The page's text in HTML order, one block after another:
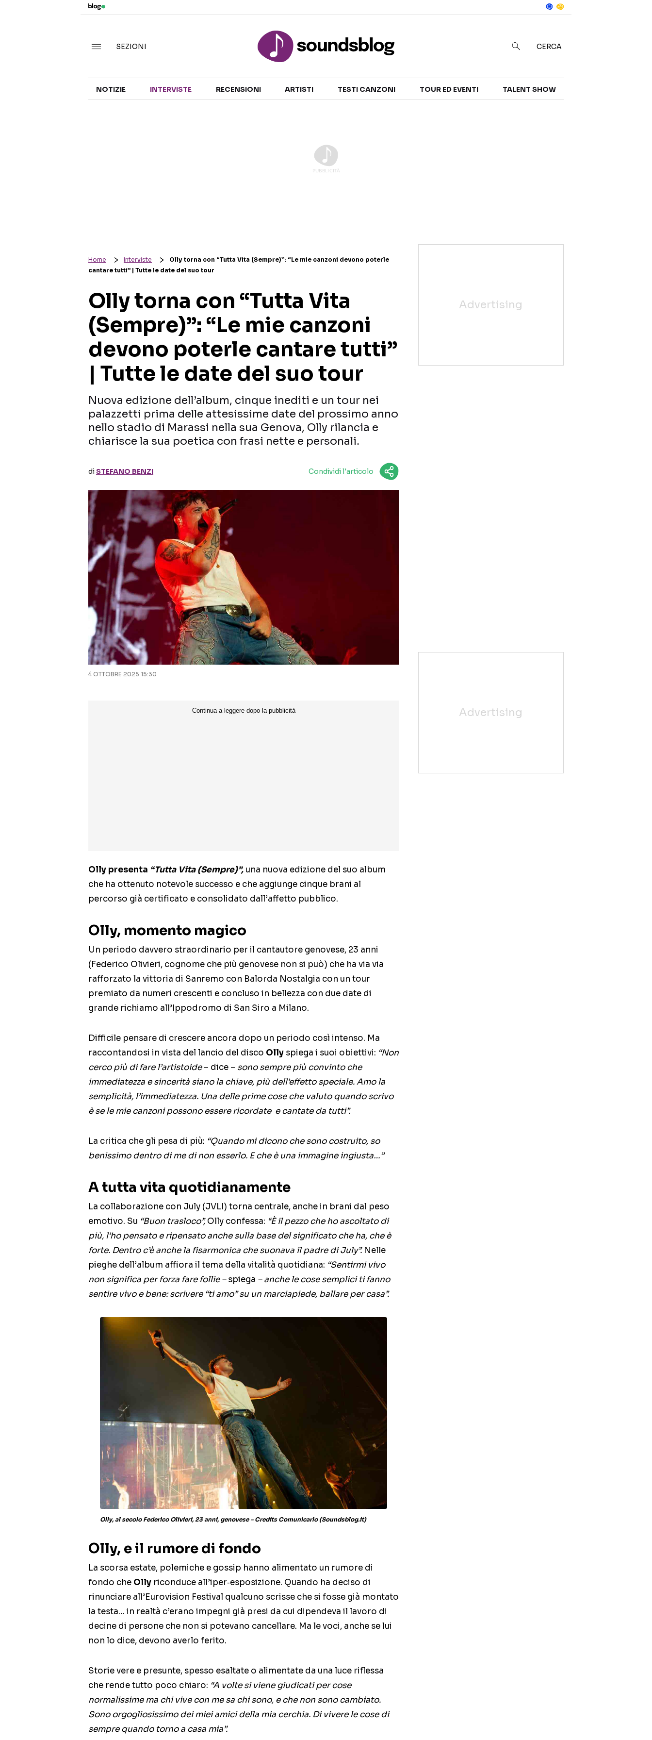
TALENT SHOW
SEZIONI CERCA
NOTIZIE INTERVISTE RECENSIONI ARTISTI TESTI CANZONI TOUR ED EVENTI TALENT SHOW
Home Interviste
Olly torna con “Tutta Vita (Sempre)”: “Le mie canzoni devono poterle
cantare tutti” | Tutte le date del suo tour
Olly torna con “Tutta Vita
(Sempre)”: “Le mie canzoni
devono poterle cantare tutti”
| Tutte le date del suo tour
Nuova edizione dell’album, cinque inediti e un tour nei
palazzetti prima delle attesissime date del prossimo anno
nello stadio di Marassi nella sua Genova, Olly rilancia e
chiarisce la sua poetica con frasi nette e personali.
diSTEFANO BENZI Condividi l'articolo
4 OTTOBRE 2025 15:30
Olly presenta “Tutta Vita (Sempre)”, una nuova edizione del suo album
che ha ottenuto notevole successo e che aggiunge cinque brani al
percorso già certificato e consolidato dall’affetto pubblico.
Olly, momento magico
Un periodo davvero straordinario per il cantautore genovese, 23 anni
(Federico Olivieri, cognome che più genovese non si può) che ha via via
rafforzato la vittoria di Sanremo con Balorda Nostalgia con un tour
premiato da numeri crescenti e concluso in bellezza con due date di
grande richiamo all’Ippodromo di San Siro a Milano.
Difficile pensare di crescere ancora dopo un periodo così intenso. Ma
raccontandosi in vista del lancio del disco Olly spiega i suoi obiettivi: “Non
cerco più di fare l’artistoide– dice – sono sempre più convinto che
immediatezza e sincerità siano la chiave, più dell’effetto speciale. Amo la
semplicità, l’immediatezza. Una delle prime cose che valuto quando scrivo
è se le mie canzoni possono essere ricordate e cantate da tutti”.
La critica che gli pesa di più: “Quando mi dicono che sono costruito, so
benissimo dentro di me di non esserlo. E che è una immagine ingiusta…”
A tutta vita quotidianamente
La collaborazione con July (JVLI) torna centrale, anche in brani dal peso
emotivo. Su “Buon trasloco”,Olly confessa: “È il pezzo che ho ascoltato di
più, l’ho pensato e ripensato anche sulla base del significato che ha, che è
forte. Dentro c’è anche la fisarmonica che suonava il padre di July”.Nelle
pieghe dell’album affiora il tema della vitalità quotidiana: “Sentirmi vivo
non significa per forza fare follie –spiega – anche le cose semplici ti fanno
sentire vivo e bene: scrivere “ti amo” su un marciapiede, ballare per casa”.
Olly, al secolo Federico Olivieri, 23 anni, genovese – Credits Comunicarlo (Soundsblog.it)
Olly, e il rumore di fondo
La scorsa estate, polemiche e gossip hanno alimentato un rumore di
fondo che Olly riconduce all’iper‑esposizione. Quando ha deciso di
rinunciare all’Eurovision Festival qualcuno scrisse che si fosse già montato
la testa… in realtà c’erano impegni già presi da cui dipendeva il lavoro di
decine di persone che non si potevano cancellare. Ma le voci, anche se lui
non lo dice, devono averlo ferito.
Storie vere e presunte, spesso esaltate o alimentate da una luce riflessa
che rende tutto poco chiaro: “A volte si viene giudicati per cose
normalissime ma chi vive con me sa chi sono, e che non sono cambiato.
Sono orgogliosissimo dei miei amici della mia cerchia. Di vivere le cose di
sempre quando torno a casa mia”.